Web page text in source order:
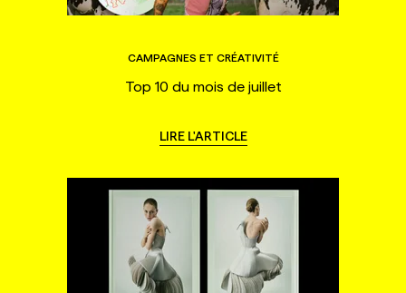
CAMPAGNES ET CRÉATIVITÉ
Top 10 du mois de juillet
LIRE L'ARTICLE